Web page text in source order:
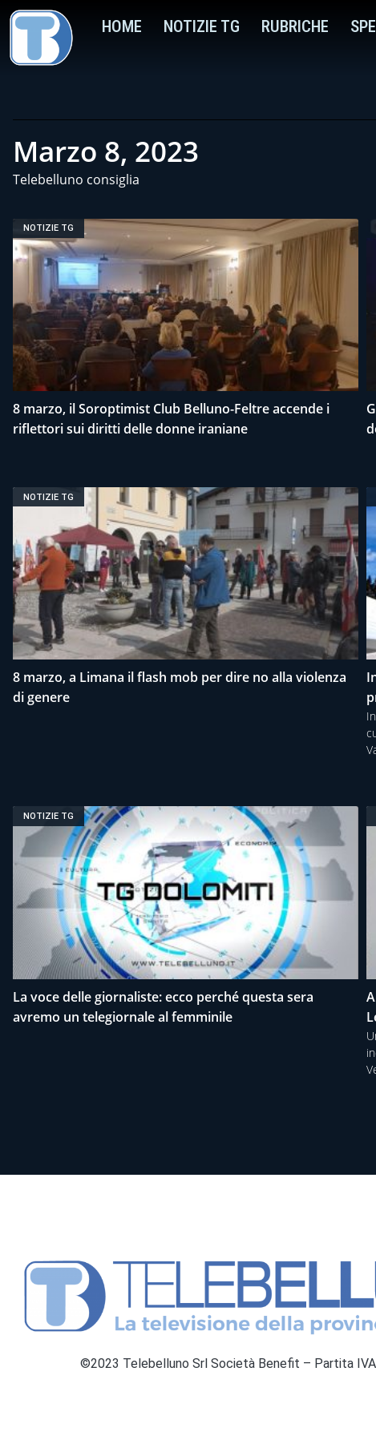
HOME NOTIZIE TG RUBRICHE
Marzo 8, 2023
Telebelluno consiglia
NOTIZIE TG
8 marzo, il Soroptimist Club Belluno-Feltre accende i
riflettori sui diritti delle donne iraniane
NOTIZIE TG
8 marzo, a Limana il flash mob per dire no alla violenza
di genere
NOTIZIE TG
La voce delle giornaliste: ecco perché questa sera
avremo un telegiornale al femminile
©2023 Telebelluno Srl Società Benefit – Partita